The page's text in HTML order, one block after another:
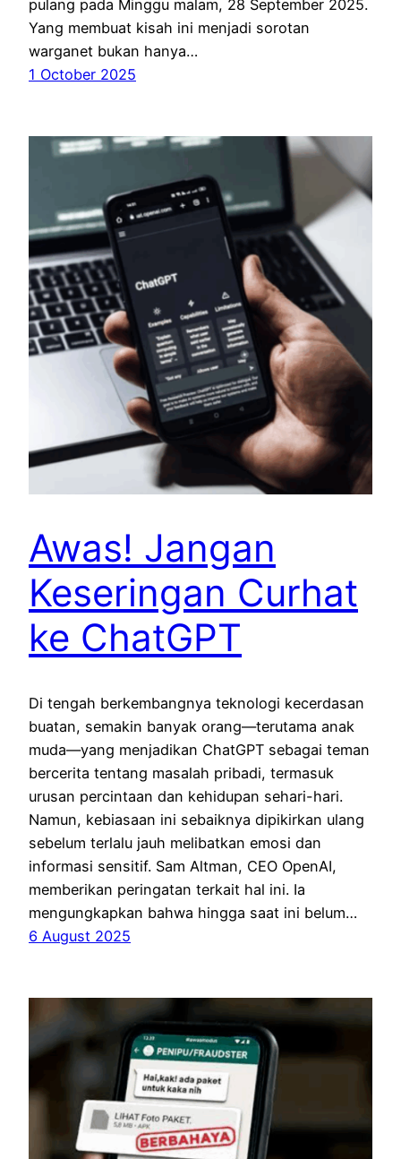
pulang pada Minggu malam, 28 September 2025.
Yang membuat kisah ini menjadi sorotan
warganet bukan hanya…
1 October 2025
Awas! Jangan
Keseringan Curhat
ke ChatGPT
Di tengah berkembangnya teknologi kecerdasan
buatan, semakin banyak orang—terutama anak
muda—yang menjadikan ChatGPT sebagai teman
bercerita tentang masalah pribadi, termasuk
urusan percintaan dan kehidupan sehari-hari.
Namun, kebiasaan ini sebaiknya dipikirkan ulang
sebelum terlalu jauh melibatkan emosi dan
informasi sensitif. Sam Altman, CEO OpenAI,
memberikan peringatan terkait hal ini. Ia
mengungkapkan bahwa hingga saat ini belum…
6 August 2025